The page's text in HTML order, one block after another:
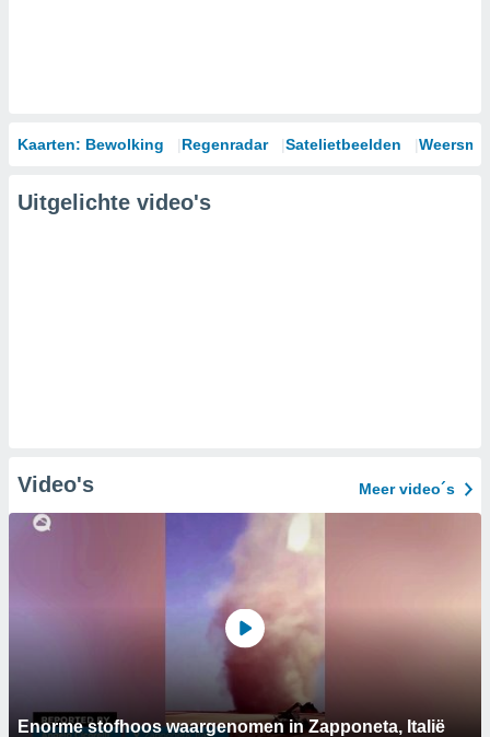
Kaarten: Bewolking Regenradar Satelietbeelden
Uitgelichte video's
Video's Meer video´s
Enorme stofhoos waargenomen in Zapponeta, Italië